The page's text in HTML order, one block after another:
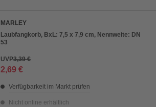
MARLEY
Laubfangkorb, BxL: 7,5 x 7,9 cm, Nennweite: DN
53
UVP3,39 €
2,69 €
Verfügbarkeit im Markt prüfen
Nicht online erhältlich